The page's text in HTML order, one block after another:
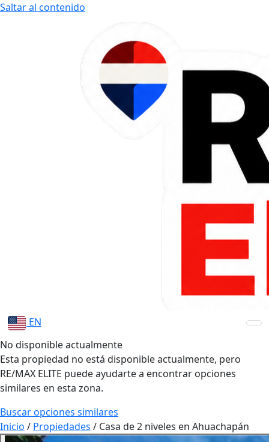
Saltar al contenido
EN
No disponible actualmente
Esta propiedad no está disponible actualmente, pero
RE/MAX ELITE puede ayudarte a encontrar opciones
similares en esta zona.
Buscar opciones similares
Inicio / Propiedades / Casa de 2 niveles en Ahuachapán